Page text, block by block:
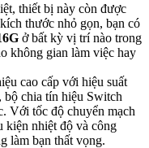
thiết bị này còn được
thước nhỏ gọn, bạn có
ở bất kỳ vị trí nào trong
không gian làm việc hay
cao cấp với hiệu suất
bộ chia tín hiệu Switch
Với tốc độ chuyển mạch
kiện nhiệt độ và công
làm bạn thất vọng.